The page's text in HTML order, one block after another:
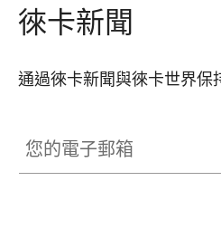
徠卡新聞
通過徠卡新聞與徠卡世界保